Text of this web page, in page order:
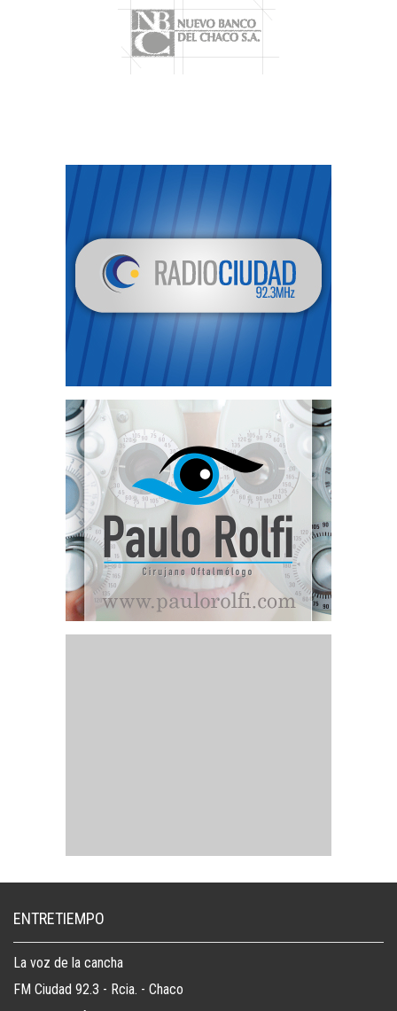
ENTRETIEMPO
La voz de la cancha
FM Ciudad 92.3 - Rcia. - Chaco